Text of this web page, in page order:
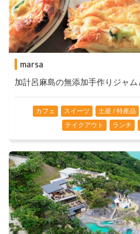
marsa
加計呂麻島の無添加手作りジャ
カフェ スイーツ 土産 / 特産品
テイクアウト
ランチ